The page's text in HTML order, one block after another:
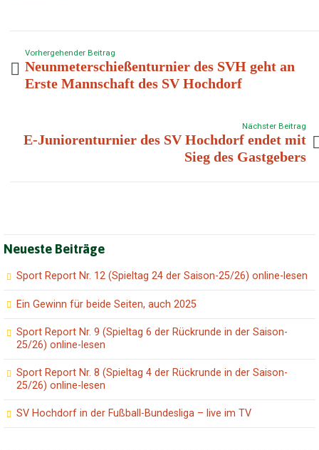
Vorhergehender Beitrag
Neunmeterschießenturnier des SVH geht an
Erste Mannschaft des SV Hochdorf
Nächster Beitrag
E-Juniorenturnier des SV Hochdorf endet mit
Sieg des Gastgebers
Neueste Beiträge
Sport Report Nr. 12 (Spieltag 24 der Saison-25/26) online-lesen
Ein Gewinn für beide Seiten, auch 2025
Sport Report Nr. 9 (Spieltag 6 der Rückrunde in der Saison-
25/26) online-lesen
Sport Report Nr. 8 (Spieltag 4 der Rückrunde in der Saison-
25/26) online-lesen
SV Hochdorf in der Fußball-Bundesliga – live im TV